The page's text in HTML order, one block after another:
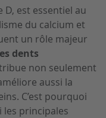
D, est essentiel au
du calcium et
un rôle majeur
dents
non seulement
aussi la
C’est pourquoi
les principales